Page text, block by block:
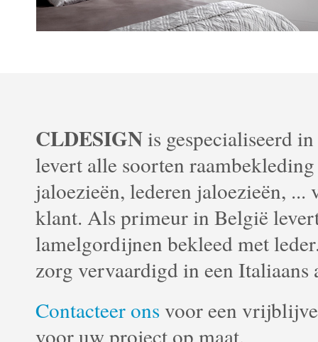
CLDESIGNis gespecialiseerd
levert alle soorten
jaloezieën, lederen jaloezieën, ...
klant. Als primeur in België
lamelgordijnen bekleed met
zorg vervaardigd in een Italiaans
Contacteer ons voor een
voor uw project op maat.